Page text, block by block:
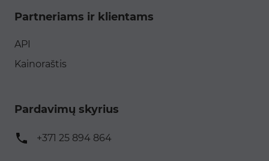
Partneriams ir klientams
API
Kainoraštis
Pardavimų skyrius
+371 25 894 864